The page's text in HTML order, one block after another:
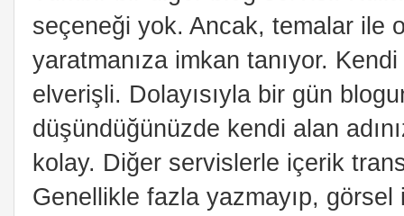
seçeneği yok. Ancak, temalar ile
yaratmanıza imkan tanıyor. Kendi
elverişli. Dolayısıyla bir gün
düşündüğünüzde kendi alan
kolay. Diğer servislerle içerik
Genellikle fazla yazmayıp,